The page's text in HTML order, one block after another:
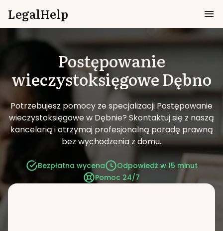
LegalHelp
Postępowanie
wieczystoksięgoweDębno
Potrzebujesz pomocy ze specjalizacji Postępowanie
wieczystoksięgowe w Dębnie? Skontaktuj się z naszą
kancelarią i otrzymaj profesjonalną poradę prawną
bez wychodzenia z domu.
Bezpłatna wycena
Odpowiedź w 15 minut
Pomoc 24/7